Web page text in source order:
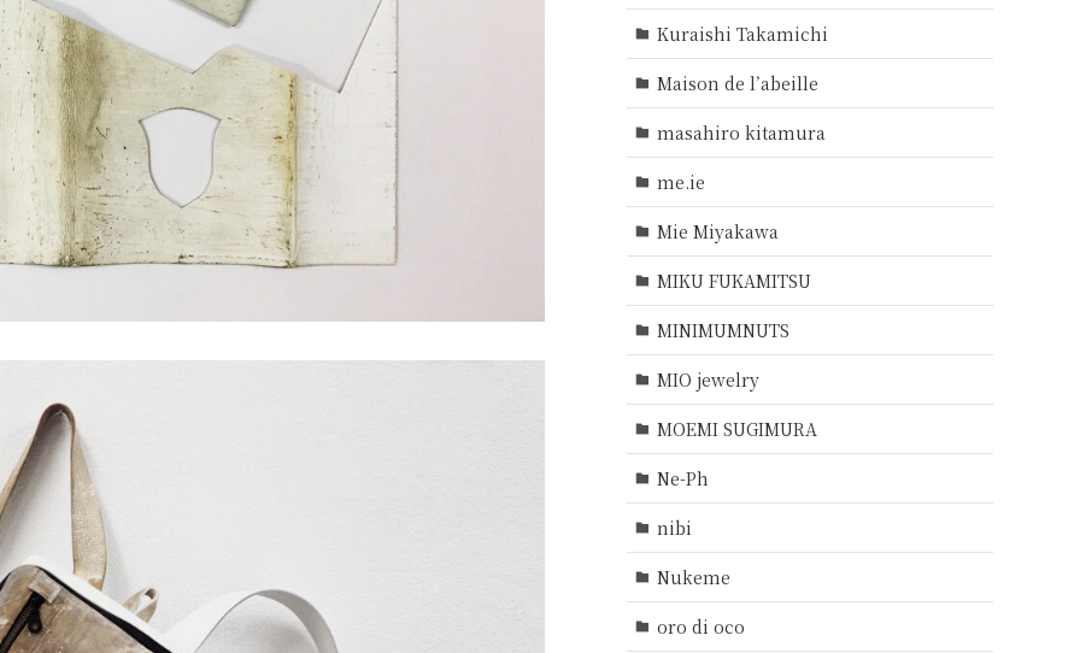
Kuraishi Takamichi
Maison de l’abeille
masahiro kitamura
me.ie
Mie Miyakawa
MIKU FUKAMITSU
MINIMUMNUTS
MIO jewelry
MOEMI SUGIMURA
Ne-Ph
nibi
Nukeme
oro di oco